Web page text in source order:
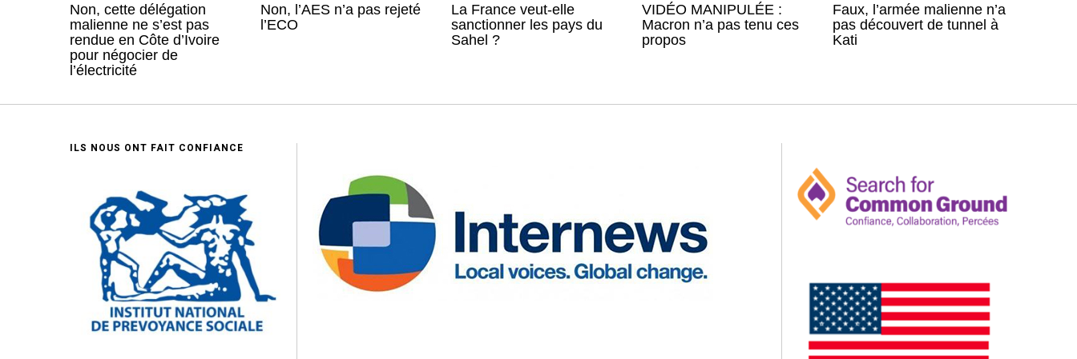
Non, cette délégation
malienne ne s’est pas
rendue en Côte d’Ivoire
pour négocier de
l’électricité
Non, l’AES n’a pas rejeté
l’ECO
La France veut-elle
sanctionner les pays du
Sahel ?
VIDÉO MANIPULÉE :
Macron n’a pas tenu ces
propos
Faux, l’armée malienne n’a
pas découvert de tunnel à
Kati
ILS NOUS ONT FAIT CONFIANCE